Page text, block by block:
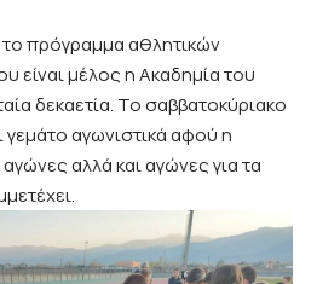
πρόγραμμα αθλητικών
είναι μέλος η Ακαδημία του
δεκαετία. Το σαββατοκύριακο
γεμάτο αγωνιστικά αφού η
αλλά και αγώνες για τα